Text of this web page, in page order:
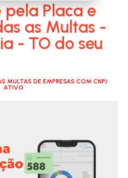
pela Placa e
as Multas -
- TO do seu
MULTAS DE EMPRESAS COM CNPJ
ATIVO